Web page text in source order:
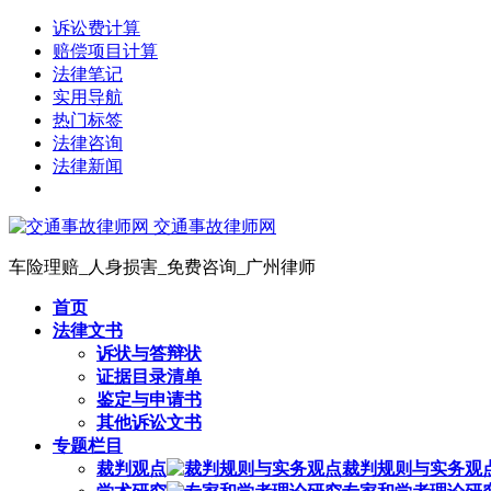
诉讼费计算
赔偿项目计算
法律笔记
实用导航
热门标签
法律咨询
法律新闻
交通事故律师网
车险理赔_人身损害_免费咨询_广州律师
首页
法律文书
诉状与答辩状
证据目录清单
鉴定与申请书
其他诉讼文书
专题栏目
裁判观点
裁判规则与实务观